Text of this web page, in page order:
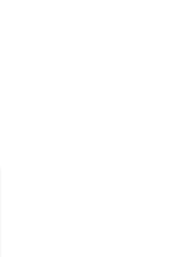
карта у додатку!. . .